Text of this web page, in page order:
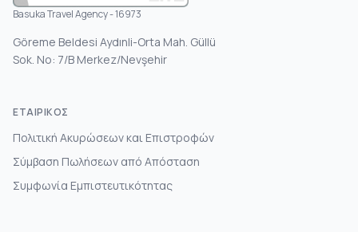
Basuka Travel Agency - 16973
Göreme Beldesi Aydınli-Orta Mah. Güllü
Sok. No: 7/B Merkez/Nevşehir
ΕΤΑΙΡΙΚΌΣ
Πολιτική Ακυρώσεων και Επιστροφών
Σύμβαση Πωλήσεων από Απόσταση
Συμφωνία Εμπιστευτικότητας